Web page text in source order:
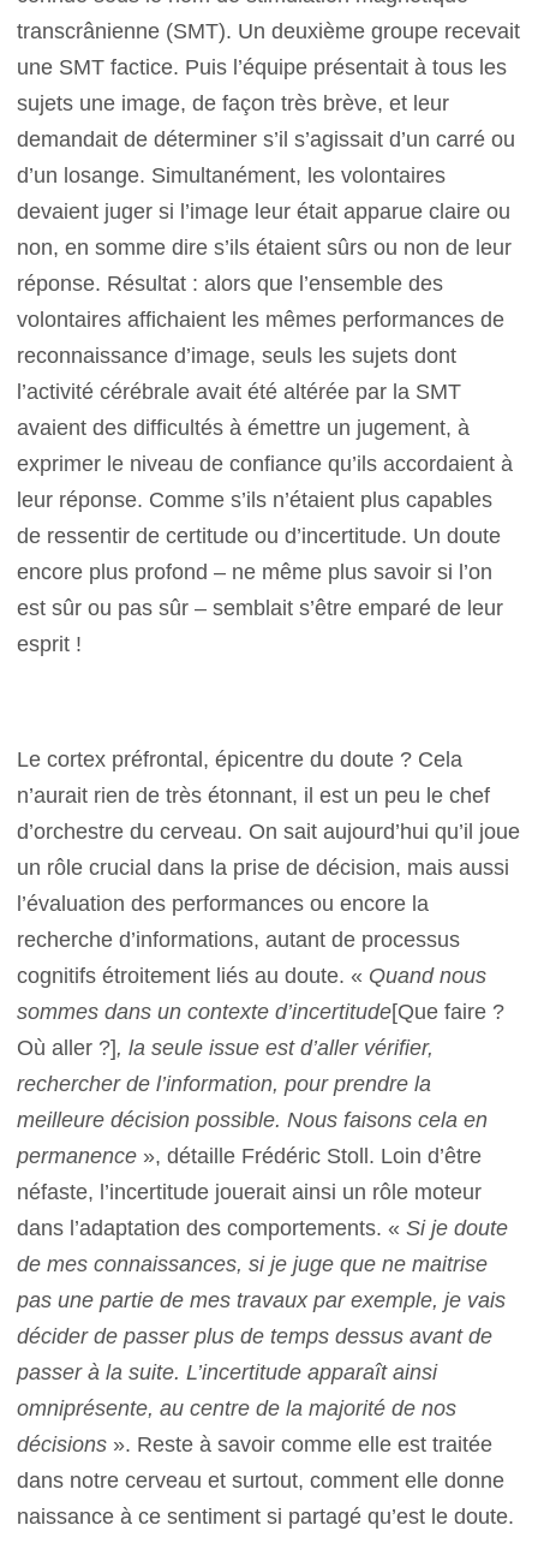
transcrânienne (SMT). Un deuxième groupe recevait
une SMT factice. Puis l’équipe présentait à tous les
sujets une image, de façon très brève, et leur
demandait de déterminer s’il s’agissait d’un carré ou
d’un losange. Simultanément, les volontaires
devaient juger si l’image leur était apparue claire ou
non, en somme dire s’ils étaient sûrs ou non de leur
réponse. Résultat : alors que l’ensemble des
volontaires affichaient les mêmes performances de
reconnaissance d’image, seuls les sujets dont
l’activité cérébrale avait été altérée par la SMT
avaient des difficultés à émettre un jugement, à
exprimer le niveau de confiance qu’ils accordaient à
leur réponse. Comme s’ils n’étaient plus capables
de ressentir de certitude ou d’incertitude. Un doute
encore plus profond – ne même plus savoir si l’on
est sûr ou pas sûr – semblait s’être emparé de leur
esprit !
Le cortex préfrontal, épicentre du doute ? Cela
n’aurait rien de très étonnant, il est un peu le chef
d’orchestre du cerveau. On sait aujourd’hui qu’il joue
un rôle crucial dans la prise de décision, mais aussi
l’évaluation des performances ou encore la
recherche d’informations, autant de processus
cognitifs étroitement liés au doute. « Quand nous
sommes dans un contexte d’incertitude[Que faire ?
Où aller ?], la seule issue est d’aller vérifier,
rechercher de l’information, pour prendre la
meilleure décision possible. Nous faisons cela en
permanence », détaille Frédéric Stoll. Loin d’être
néfaste, l’incertitude jouerait ainsi un rôle moteur
dans l’adaptation des comportements. «Si je doute
de mes connaissances, si je juge que ne maitrise
pas une partie de mes travaux par exemple, je vais
décider de passer plus de temps dessus avant de
passer à la suite. L’incertitude apparaît ainsi
omniprésente, au centre de la majorité de nos
décisions ». Reste à savoir comme elle est traitée
dans notre cerveau et surtout, comment elle donne
naissance à ce sentiment si partagé qu’est le doute.